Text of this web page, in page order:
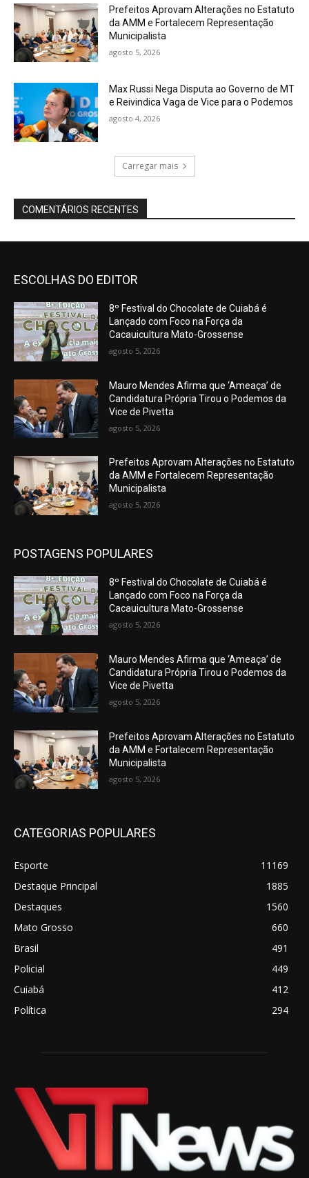
Prefeitos Aprovam Alterações no Estatuto
da AMM e Fortalecem Representação
Municipalista
agosto 5, 2026
Max Russi Nega Disputa ao Governo de MT
e Reivindica Vaga de Vice para o Podemos
agosto 4, 2026
Carregar mais
COMENTÁRIOS RECENTES
ESCOLHAS DO EDITOR
8º Festival do Chocolate de Cuiabá é
Lançado com Foco na Força da
Cacauicultura Mato-Grossense
agosto 5, 2026
Mauro Mendes Afirma que ‘Ameaça’ de
Candidatura Própria Tirou o Podemos da
Vice de Pivetta
agosto 5, 2026
Prefeitos Aprovam Alterações no Estatuto
da AMM e Fortalecem Representação
Municipalista
agosto 5, 2026
POSTAGENS POPULARES
8º Festival do Chocolate de Cuiabá é
Lançado com Foco na Força da
Cacauicultura Mato-Grossense
agosto 5, 2026
Mauro Mendes Afirma que ‘Ameaça’ de
Candidatura Própria Tirou o Podemos da
Vice de Pivetta
agosto 5, 2026
Prefeitos Aprovam Alterações no Estatuto
da AMM e Fortalecem Representação
Municipalista
agosto 5, 2026
CATEGORIAS POPULARES
Esporte
11169
Destaque Principal
1885
Destaques
1560
Mato Grosso
660
Brasil
491
Policial
449
Cuiabá
412
Política
294